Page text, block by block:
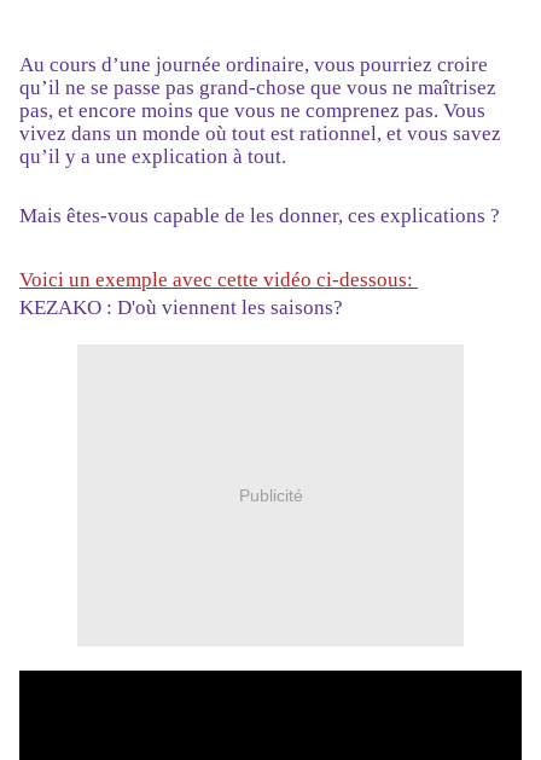
Au cours d’une journée ordinaire, vous pourriez croire
qu’il ne se passe pas grand-chose que vous ne maîtrisez
pas, et encore moins que vous ne comprenez pas. Vous
vivez dans un monde où tout est rationnel, et vous savez
qu’il y a une explication à tout.
Mais êtes-vous capable de les donner, ces explications ?
Voici un exemple avec cette vidéo ci-dessous:
KEZAKO : D'où viennent les saisons?
Publicité